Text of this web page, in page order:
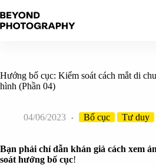
Hướng bố cục: Kiểm soát cách mắt di
hình (Phần 04)
04/06/2023 Bố cục Tư duy
Bạn phải chỉ dẫn khán giả cách xem
soát hướng bố cục!